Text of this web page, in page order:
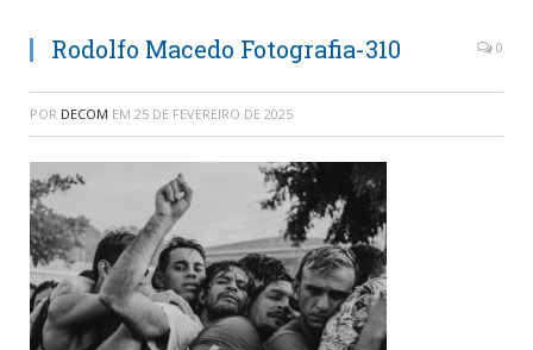
Rodolfo Macedo Fotografia-310 0
POR DECOM EM 25 DE FEVEREIRO DE 2025